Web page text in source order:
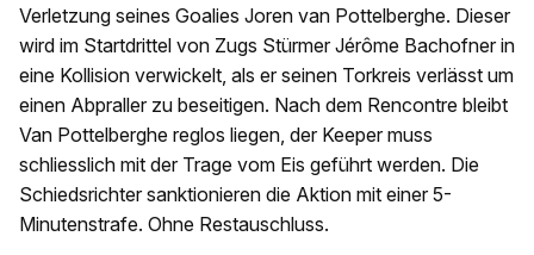
Verletzung seines Goalies Joren van Pottelberghe. Dieser
wird im Startdrittel von Zugs Stürmer Jérôme Bachofner in
eine Kollision verwickelt, als er seinen Torkreis verlässt um
einen Abpraller zu beseitigen. Nach dem Rencontre bleibt
Van Pottelberghe reglos liegen, der Keeper muss
schliesslich mit der Trage vom Eis geführt werden. Die
Schiedsrichter sanktionieren die Aktion mit einer 5-
Minutenstrafe. Ohne Restauschluss.